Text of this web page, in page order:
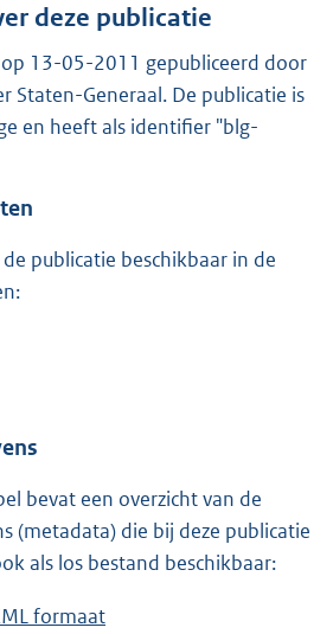
t
e
:
1
deze publicatie
op 13-05-2011 gepubliceerd door
Staten-Generaal. De publicatie is
en heeft als identifier "blg-
publicatie beschikbaar in de
bevat een overzicht van de
(metadata) die bij deze publicatie
als los bestand beschikbaar:
formaat